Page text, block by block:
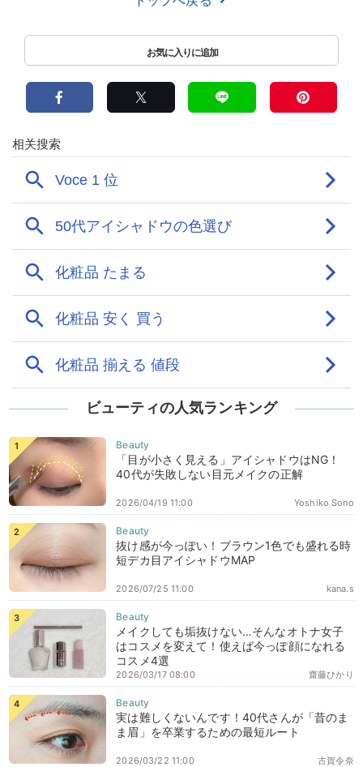
ビューティの人気ランキング
「目が小さく見える」アイシャドウはNG！
40代が失敗しない目元メイクの正解
Yoshiko Sono
2026/04/19 11:00
抜け感が今っぽい！ブラウン1色でも盛れる時
短デカ目アイシャドウMAP
kana.s
2026/07/25 11:00
メイクしても垢抜けない…そんなオトナ女子
はコスメを変えて！使えば今っぽ顔になれる
コスメ4選
齋藤ひかり
2026/03/17 08:00
実は難しくないんです！40代さんが「昔のま
ま眉」を卒業するための最短ルート
古賀令奈
2026/03/22 11:00